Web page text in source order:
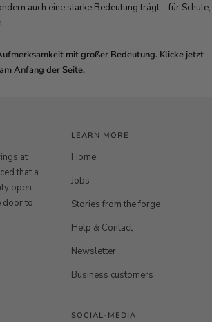
auch eine starke Bedeutung trägt – für Schule,
mit großer Bedeutung. Klicke jetzt
Anfang der Seite.
at
that a
open
door to
LEARN MORE
Home
Jobs
Stories from the forge
Help & Contact
Newsletter
Business customers
SOCIAL-MEDIA